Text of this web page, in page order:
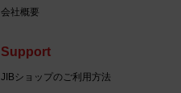
会社概要
Support
JIBショップのご利用方法